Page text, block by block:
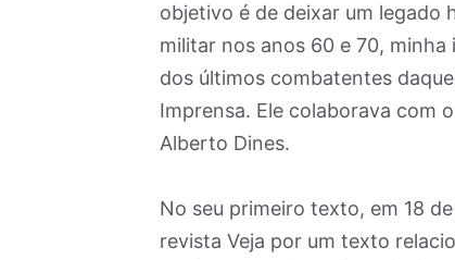
objetivo é de deixar um legado
militar nos anos 60 e 70,
dos últimos combatentes
Imprensa. Ele colaborava com
Alberto Dines.
No seu primeiro texto, em 18
revista Veja por um texto